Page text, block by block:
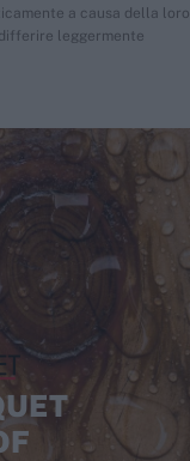
a causa della loro
leggermente